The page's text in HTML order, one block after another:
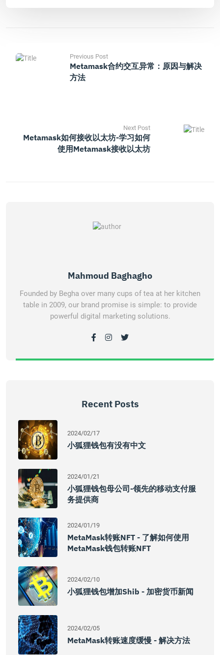
Previous Post
Metamask合约交互异常：原因与解决
方法
Next Post
Metamask如何接收以太坊-学习如何
使用Metamask接收以太坊
Mahmoud Baghagho
Founded by Begha over many cups of tea at her kitchen
table in 2009, our brand promise is simple: to provide
powerful digital marketing solutions.
Recent Posts
2024/02/17
小狐狸钱包有没有中文
2024/01/21
小狐狸钱包母公司-领先的移动支付服
务提供商
2024/01/19
MetaMask转账NFT - 了解如何使用
MetaMask钱包转账NFT
2024/02/10
小狐狸钱包增加Shib - 加密货币新闻
2024/02/05
MetaMask转账速度缓慢 - 解决方法